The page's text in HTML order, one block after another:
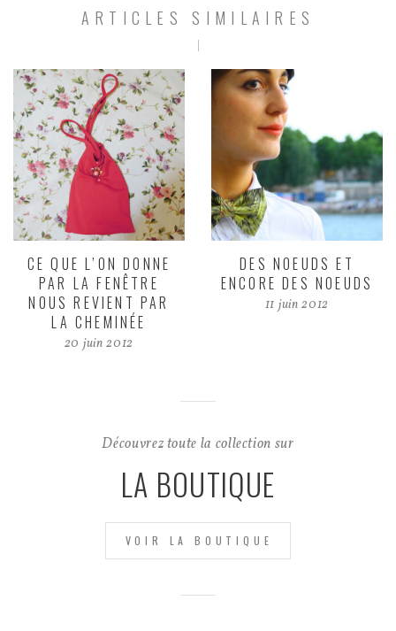
ARTICLES SIMILAIRES
CE QUE L’ON DONNE
PAR LA FENÊTRE
NOUS REVIENT PAR
LA CHEMINÉE
20 juin 2012
DES NOEUDS ET
ENCORE DES NOEUDS
11 juin 2012
Découvrez toute la collection sur
LA BOUTIQUE
VOIR LA BOUTIQUE